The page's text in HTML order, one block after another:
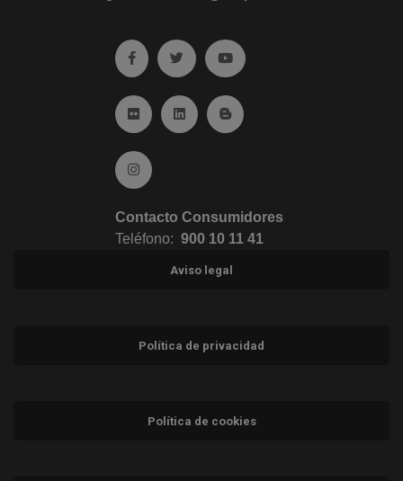
Ir a facebook (abre en ventana nueva)
Ir a twitter (abre en ventana nueva)
Ir a YouTube (abre en
Ir a Flickr (abre en ventana nueva)
Ir a Linkedin (abre en ventana nueva)
Ir al Blog (abre en ventana
Ir a Instagram (abre en ventana nueva)
Contacto Consumidores
Teléfono: 900 10 11 41
Aviso legal
Política de privacidad
Política de cookies